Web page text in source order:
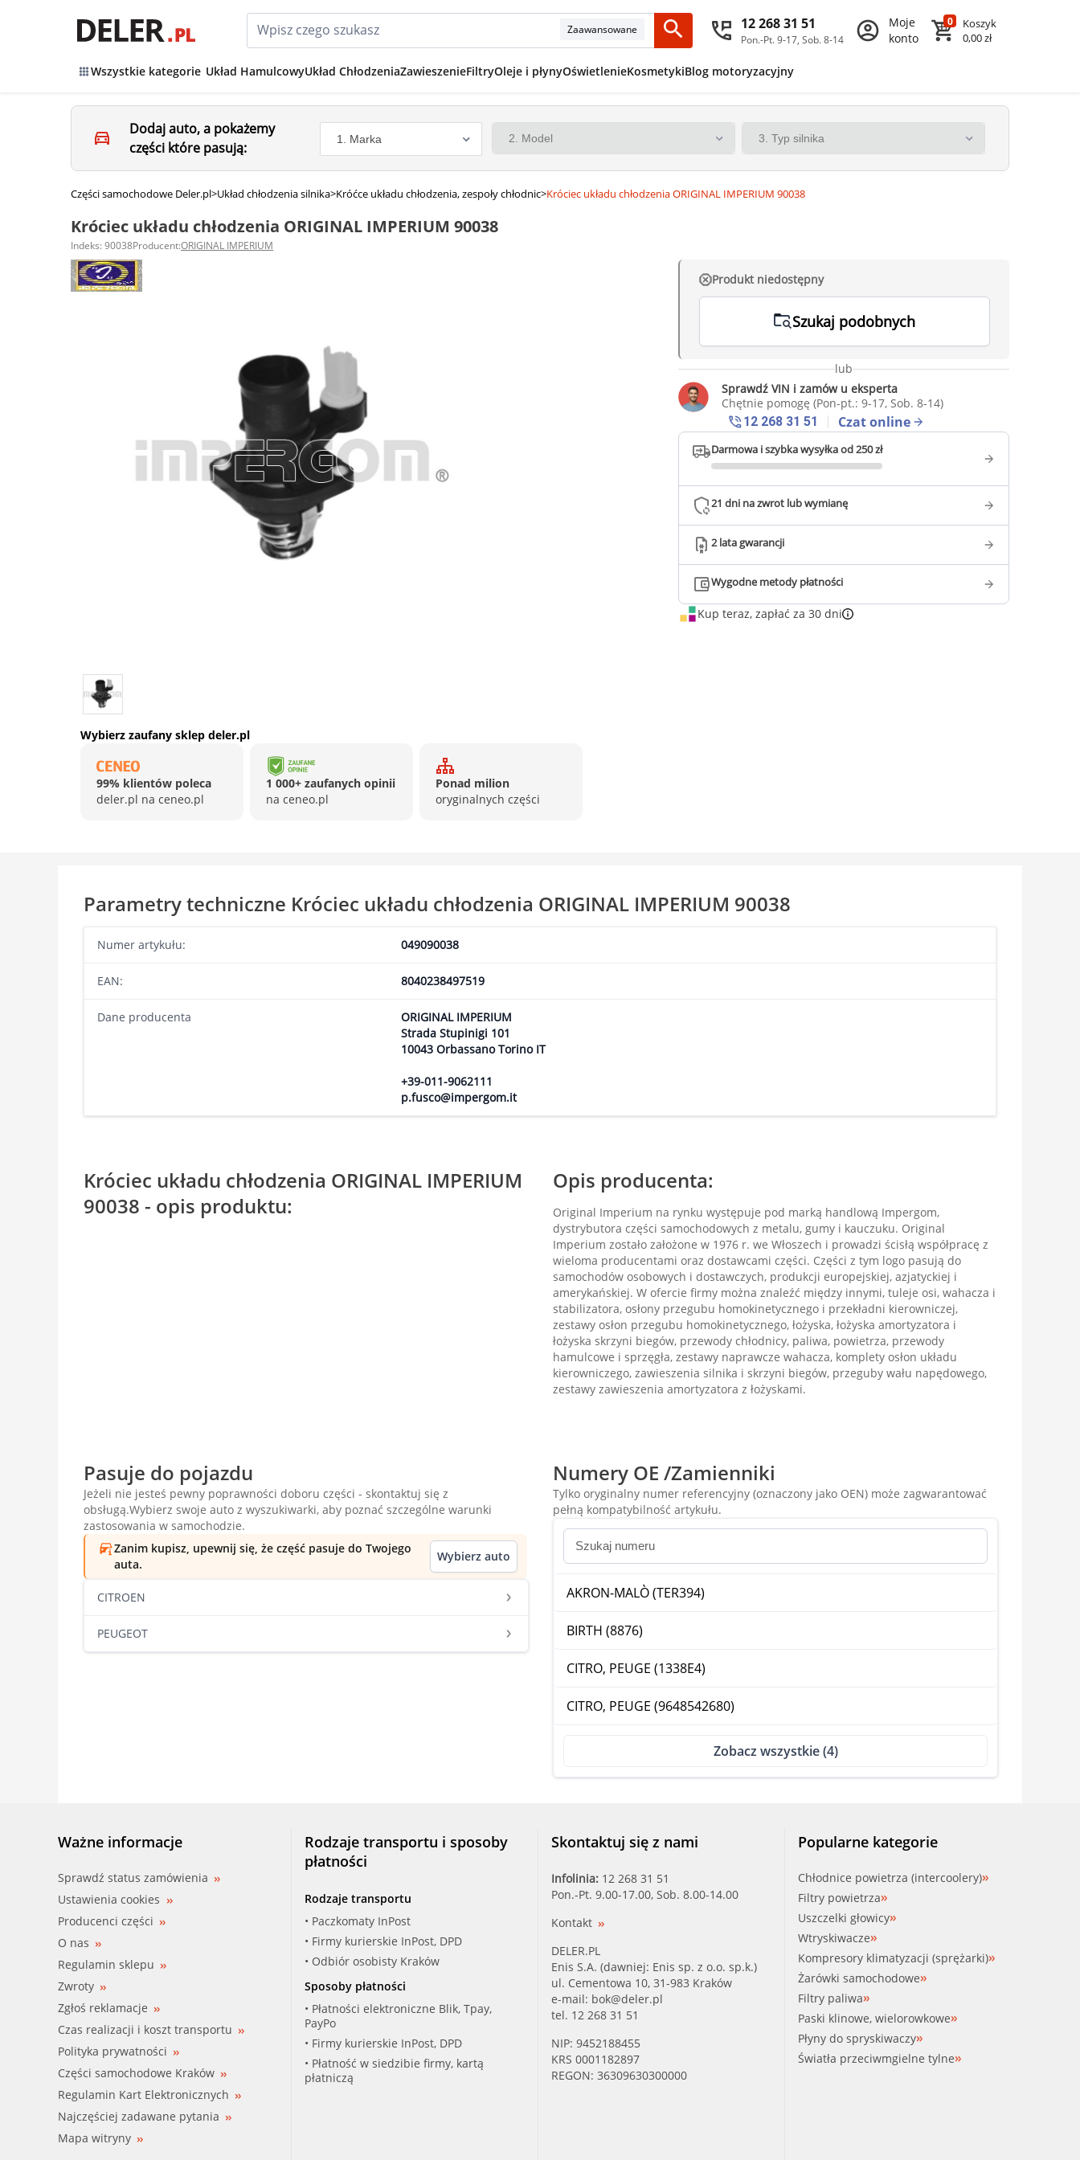
Zaawansowane 12 268 31 51
Pon.-Pt. 9-17, Sob. 8-14
Moje
konto
0
Koszyk
0,00 zł
Wszystkie kategorie Układ HamulcowyUkład ChłodzeniaZawieszenieFiltryOleje i płynyOświetlenieKosmetykiBlog motoryzacyjny
Dodaj auto, a pokażemy
części które pasują:
Części samochodowe Deler.pl>Układ chłodzenia silnika>Króćce układu chłodzenia, zespoły chłodnic>Króciec układu chłodzenia ORIGINAL IMPERIUM 90038
Króciec układu chłodzenia ORIGINAL IMPERIUM 90038
Indeks: 90038Producent:ORIGINAL IMPERIUM
Produkt niedostępny
Szukaj podobnych
lub
Sprawdź VIN i zamów u eksperta
Chętnie pomogę (Pon-pt.: 9-17, Sob. 8-14)
12 268 31 51
Czat online
Darmowa i szybka wysyłka od 250 zł
21 dni na zwrot lub wymianę
2 lata gwarancji
Wygodne metody płatności
Kup teraz, zapłać za 30 dni
Wybierz zaufany sklep deler.pl
99% klientów poleca
deler.pl na ceneo.pl
1 000+ zaufanych opinii
na ceneo.pl
Ponad milion
oryginalnych części
Parametry techniczne Króciec układu chłodzenia ORIGINAL IMPERIUM 90038
Numer artykułu: 049090038
EAN: 8040238497519
Dane producenta
ORIGINAL IMPERIUM
Strada Stupinigi 101
10043 Orbassano Torino IT
+39-011-9062111
p.fusco@impergom.it
Króciec układu chłodzenia ORIGINAL IMPERIUM
90038 - opis produktu:
Opis producenta:
Original Imperium na rynku występuje pod marką handlową Impergom,
dystrybutora części samochodowych z metalu, gumy i kauczuku. Original
Imperium zostało założone w 1976 r. we Włoszech i prowadzi ścisłą współpracę z
wieloma producentami oraz dostawcami części. Części z tym logo pasują do
samochodów osobowych i dostawczych, produkcji europejskiej, azjatyckiej i
amerykańskiej. W ofercie firmy można znaleźć między innymi, tuleje osi, wahacza i
stabilizatora, osłony przegubu homokinetycznego i przekładni kierowniczej,
zestawy osłon przegubu homokinetycznego, łożyska, łożyska amortyzatora i
łożyska skrzyni biegów, przewody chłodnicy, paliwa, powietrza, przewody
hamulcowe i sprzęgła, zestawy naprawcze wahacza, komplety osłon układu
kierowniczego, zawieszenia silnika i skrzyni biegów, przeguby wału napędowego,
zestawy zawieszenia amortyzatora z łożyskami.
Pasuje do pojazdu
Jeżeli nie jesteś pewny poprawności doboru części - skontaktuj się z
obsługą.Wybierz swoje auto z wyszukiwarki, aby poznać szczególne warunki
zastosowania w samochodzie.
Zanim kupisz, upewnij się, że część pasuje do Twojego
auta.
Wybierz auto
CITROEN
PEUGEOT
Numery OE /Zamienniki
Tylko oryginalny numer referencyjny (oznaczony jako OEN) może zagwarantować
pełną kompatybilność artykułu.
AKRON-MALÒ (TER394)
BIRTH (8876)
CITRO, PEUGE (1338E4)
CITRO, PEUGE (9648542680)
Zobacz wszystkie (4)
Ważne informacje
Sprawdź status zamówienia
Ustawienia cookies
Producenci części
O nas
Regulamin sklepu
Zwroty
Zgłoś reklamacje
Czas realizacji i koszt transportu
Polityka prywatności
Części samochodowe Kraków
Regulamin Kart Elektronicznych
Najczęściej zadawane pytania
Mapa witryny
Rodzaje transportu i sposoby
płatności
Rodzaje transportu
• Paczkomaty InPost
• Firmy kurierskie InPost, DPD
• Odbiór osobisty Kraków
Sposoby płatności
• Płatności elektroniczne Blik, Tpay,
PayPo
• Firmy kurierskie InPost, DPD
• Płatność w siedzibie firmy, kartą
płatniczą
Skontaktuj się z nami
Infolinia: 12 268 31 51
Pon.-Pt. 9.00-17.00, Sob. 8.00-14.00
Kontakt
DELER.PL
Enis S.A. (dawniej: Enis sp. z o.o. sp.k.)
ul. Cementowa 10, 31-983 Kraków
e-mail: bok@deler.pl
tel. 12 268 31 51
NIP: 9452188455
KRS 0001182897
REGON: 36309630300000
Popularne kategorie
Chłodnice powietrza (intercoolery)
Filtry powietrza
Uszczelki głowicy
Wtryskiwacze
Kompresory klimatyzacji (sprężarki)
Żarówki samochodowe
Filtry paliwa
Paski klinowe, wielorowkowe
Płyny do spryskiwaczy
Światła przeciwmgielne tylne